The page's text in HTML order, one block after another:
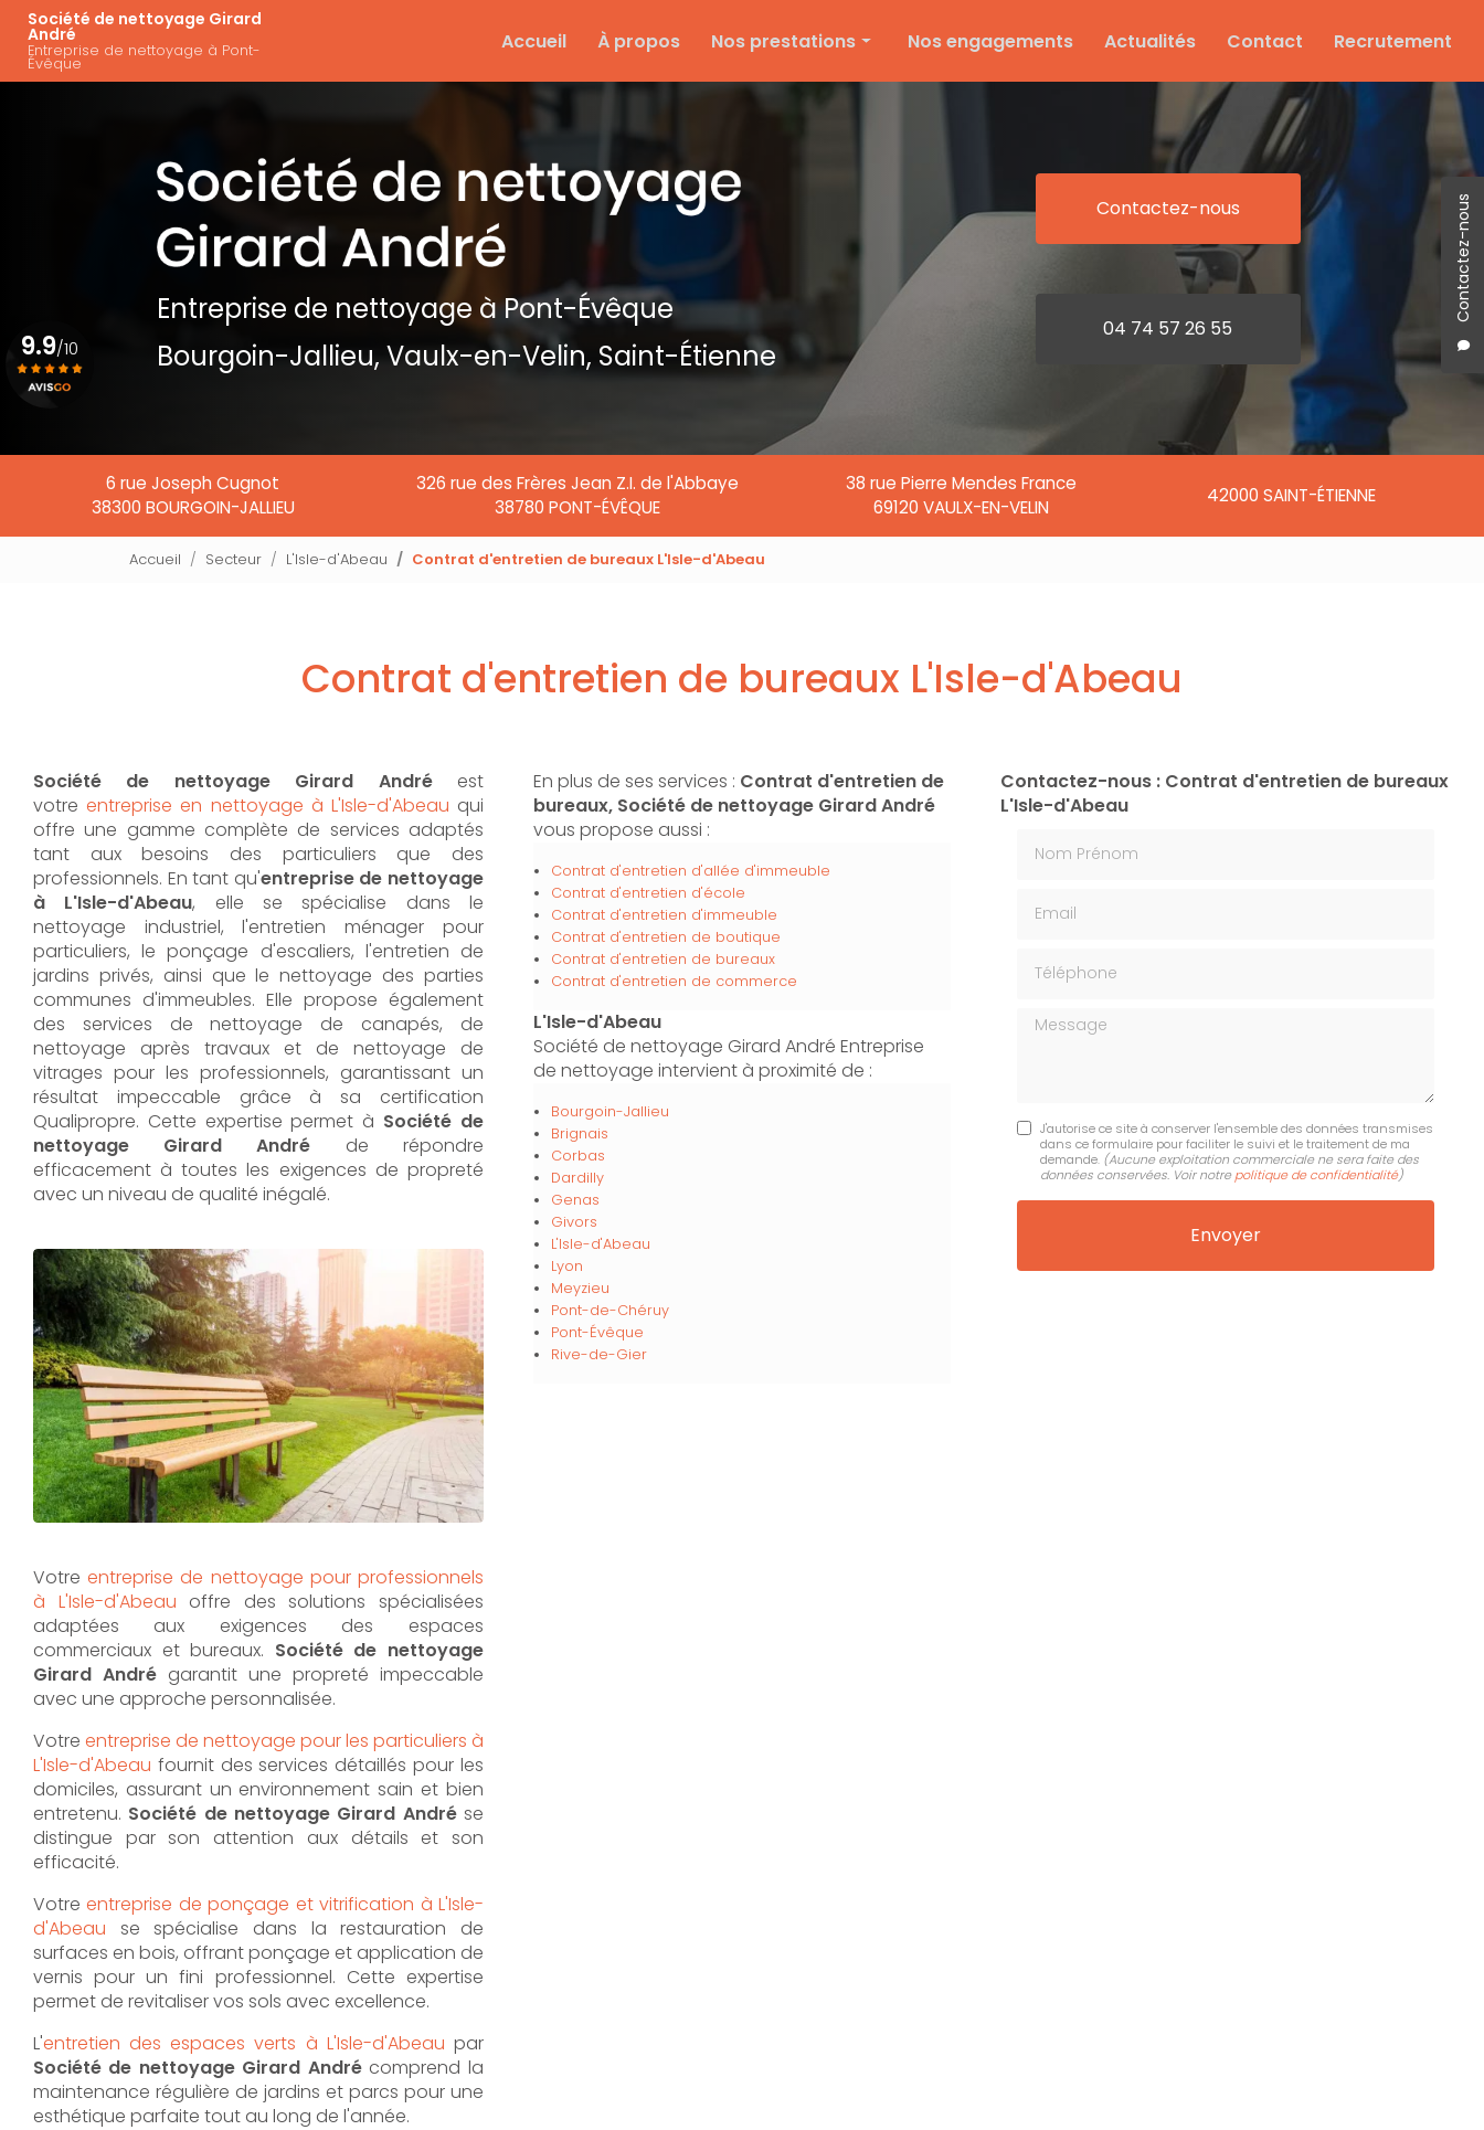
Aller
contenu
principal
Société de nettoyage Girard
André
Entreprise de nettoyage à Pont-
Évêque
Contactez-nous
Accueil
À propos Nos prestations
Nettoyage d'entreprise
Ponçage et vitrification
Nettoyage de textile
Nettoyage de chantier
Nettoyage de vitre
Nos engagements Actualités Contact Recrutement
Entreprise de nettoyage à Pont-Évêque
Bourgoin-Jallieu, Vaulx-en-Velin, Saint-Étienne
Contactez-nous
04 74 57 26 55
6 rue Joseph Cugnot
38300 BOURGOIN-JALLIEU
326 rue des Frères Jean Z.I. de l'Abbaye
38780 PONT-ÉVÊQUE
38 rue Pierre Mendes France
69120 VAULX-EN-VELIN
42000 SAINT-ÉTIENNE
9.9/10
Accueil Secteur L'Isle-d'Abeau Contrat d'entretien de bureaux L'Isle-d'Abeau
Contrat d'entretien de bureaux L'Isle-d'Abeau
Société de nettoyage Girard Andréest
votreentreprise en nettoyage à L'Isle-d'Abeau qui
offre une gamme complète de services adaptés
tant aux besoins des particuliers que des
professionnels. En tant qu'entreprise de nettoyage
à L'Isle-d'Abeau,
elle se spécialise dans le
nettoyage industriel, l'entretien ménager pour
particuliers, le ponçage d'escaliers, l'entretien de
jardins privés, ainsi que le nettoyage des parties
communes d'immeubles. Elle propose également
des services de nettoyage de canapés, de
nettoyage après travaux et de nettoyage de
vitrages pour les professionnels, garantissant un
résultat impeccable grâce à sa certification
Qualipropre. Cette expertise permet à Société de
nettoyage Girard André de répondre
efficacement à toutes les exigences de propreté
avec un niveau de qualité inégalé.
Votreentreprise de nettoyage pour professionnels
à L'Isle-d'Abeau offre des solutions spécialisées
adaptées aux exigences des espaces
commerciaux et bureaux. Société de nettoyage
Girard André garantit une propreté impeccable
avec une approche personnalisée.
Votre entreprise de nettoyage pour les particuliers à
L'Isle-d'Abeau fournit des services détaillés pour les
domiciles, assurant un environnement sain et bien
entretenu. Société de nettoyage Girard Andrése
distingue par son attention aux détails et son
efficacité.
Votreentreprise de ponçage et vitrification à L'Isle-
d'Abeau se spécialise dans la restauration de
surfaces en bois, offrant ponçage et application de
vernis pour un fini professionnel. Cette expertise
permet de revitaliser vos sols avec excellence.
L'entretien des espaces verts à L'Isle-d'Abeau par
Société de nettoyage Girard André comprend la
maintenance régulière de jardins et parcs pour une
esthétique parfaite tout au long de l'année.
En plus de ses services : Contrat d'entretien de
bureaux, Société de nettoyage Girard André
vous propose aussi :
Contrat d'entretien d'allée d'immeuble
Contrat d'entretien d'école
Contrat d'entretien d'immeuble
Contrat d'entretien de boutique
Contrat d'entretien de bureaux
Contrat d'entretien de commerce
L'Isle-d'Abeau
Société de nettoyage Girard André Entreprise
de nettoyage intervient à proximité de :
Bourgoin-Jallieu
Brignais
Corbas
Dardilly
Genas
Givors
L'Isle-d'Abeau
Lyon
Meyzieu
Pont-de-Chéruy
Pont-Évêque
Rive-de-Gier
Contactez-nous : Contrat d'entretien de bureaux
L'Isle-d'Abeau
Message
J'autorise ce site à conserver l'ensemble des données transmises
dans ce formulaire pour faciliter le suivi et le traitement de ma
demande. (Aucune exploitation commerciale ne sera faite des
données conservées. Voir notre politique de confidentialité)